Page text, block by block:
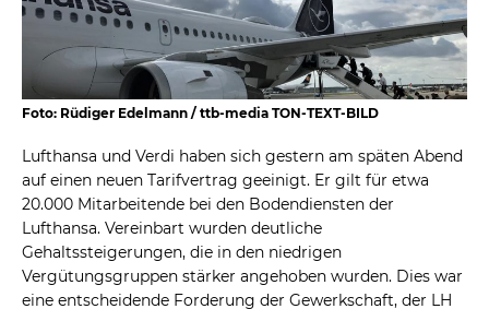
Foto: Rüdiger Edelmann / ttb-media TON-TEXT-BILD
Lufthansa und Verdi haben sich gestern am späten Abend
auf einen neuen Tarifvertrag geeinigt. Er gilt für etwa
20.000 Mitarbeitende bei den Bodendiensten der
Lufthansa. Vereinbart wurden deutliche
Gehaltssteigerungen, die in den niedrigen
Vergütungsgruppen stärker angehoben wurden. Dies war
eine entscheidende Forderung der Gewerkschaft, der LH